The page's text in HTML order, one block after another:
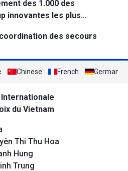
des 1.000 des
innovantes les plus
des secours
Chinese French German
Internationale
du Vietnam
Thi Thu Hoa
Hung
Trung